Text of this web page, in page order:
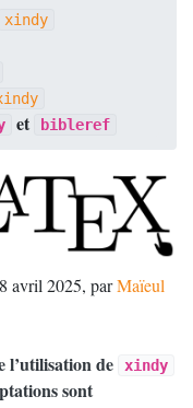
xindy
et bibleref
avril 2025, parMaïeul
l’utilisation de xindy
sont